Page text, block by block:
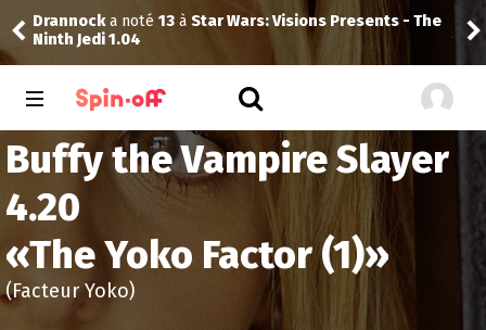
Drannocka noté 13 à Star Wars: Visions Presents - The
Ninth Jedi 1.04
Buffy the Vampire Slayer
4.20
«The Yoko Factor (1)»
(Facteur Yoko)